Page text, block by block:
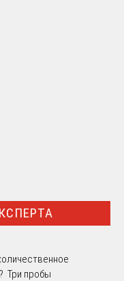
Три пробы